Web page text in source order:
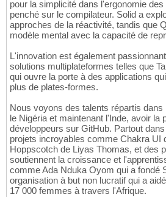
pour la simplicité dans l'ergonomie
penché sur le compilateur. Solid a
approches de la réactivité, tandis que
modèle mental avec la capacité de
L'innovation est également
solutions multiplateformes telles que
qui ouvre la porte à des applications
plus de plates-formes.
Nous voyons des talents répartis
le Nigéria et maintenant l'Inde, avoir la
développeurs sur GitHub. Partout
projets incroyables comme Chakra UI
Hoppscotch de Liyas Thomas, et des
soutiennent la croissance et
comme Ada Nduka Oyom qui a fondé
organisation à but non lucratif qui a
17 000 femmes à travers l'Afrique.